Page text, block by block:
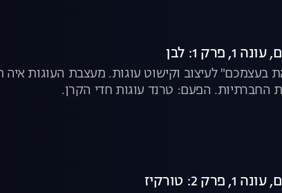
1: לבן
בעצמכם" לעיצוב וקישוט עוגות. מעצבת העוגות
החברתיות. הפעם: טרנד עוגות חדי הקרן.
טורקיז